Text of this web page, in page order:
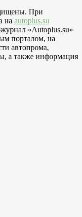
При
на autoplus.su
«Autoplus.su»
порталом, на
автопрома,
а также информация